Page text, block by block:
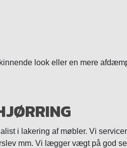
look eller en mere
i lakering af møbler. Vi
mm. Vi lægger vægt på god